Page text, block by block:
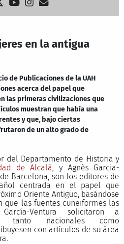
en la antigua
de Publicaciones de la UAH
acerca del papel que
las primeras civilizaciones que
muestran que había una
y que, bajo ciertas
de un alto grado de
del Departamento de Historia y
de Alcalá, y Agnès Garcia-
Barcelona, son los editores de
centrada en el papel que
Oriente Antiguo, basándose
que las fuentes cuneiformes las
Ventura solicitaron a
tanto nacionales como
con artículos de su área